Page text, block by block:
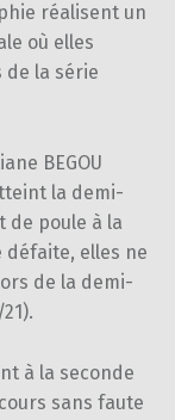
réalisent un
où elles
de la série
BEGOU
la demi-
de poule à la
défaite, elles ne
de la demi-
à la seconde
sans faute